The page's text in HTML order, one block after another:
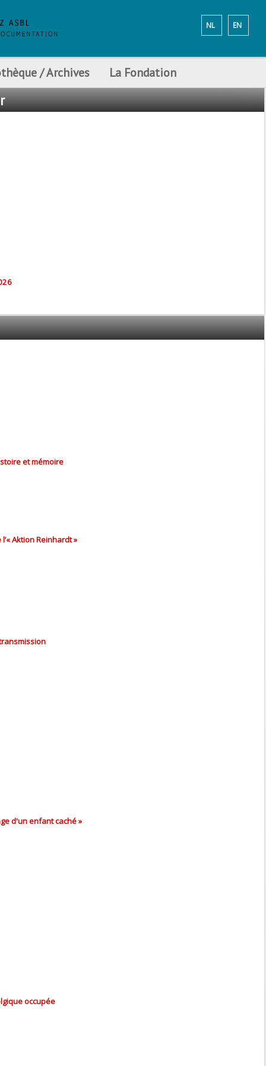
EN
NL
/ Archives La Fondation
et mémoire
d'un enfant caché »
occupée
Aktion Reinhardt »